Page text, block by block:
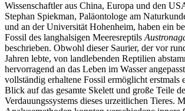
Wissenschaftler aus China, Europa und den
Stephan Spiekman, Paläontologe am
und an der Universität Hohenheim, haben ein
Fossil des langhalsigen Meeresreptils
beschrieben. Obwohl dieser Saurier, der vor
Jahren lebte, von landlebenden Reptilien
hervorragend an das Leben im Wasser
vollständig erhaltene Fossil ermöglicht erstmals
Blick auf das gesamte Skelett und große Teile
Verdauungssystems dieses urzeitlichen Tieres.